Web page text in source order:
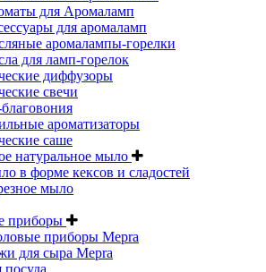
для Аромаламп
для аромаламп
аромалампы-горелки
для ламп-горелок
диффузоры
свечи
ароматизаторы
саше
натуральное мыло
в форме кексов и сладостей
мыло
приборы
приборы Mepra
для сыра Mepra
посуда